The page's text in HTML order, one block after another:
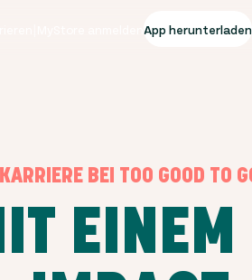
App herunterladen
KARRIERE BEI TOO GOOD TO
EINEM